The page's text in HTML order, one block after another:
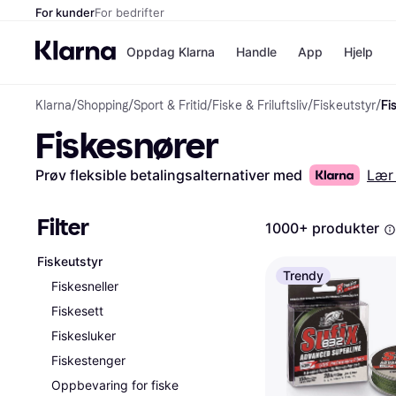
For kunderFor bedrifter
Oppdag Klarna
Betal i 3
Betal innen
Vipps
Handle
Butikker
App Hjelp
Klarna/Shopping/Sport & Fritid/Fiske & Friluftsliv/Fiskeutstyr/
Fiskesnører
Prøv fleksible betalingsalternativer med Lær
Filter
Fiskeutstyr
Fiskesneller
Fiskesett
Fiskesluker
Fiskestenger
Oppbevaring for fiske
1000+ produkter
Trendy